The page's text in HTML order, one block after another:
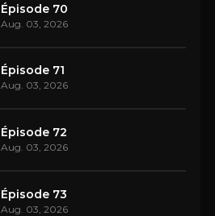
Épisode 70
Aug. 03, 2026
Épisode 71
Aug. 03, 2026
Épisode 72
Aug. 03, 2026
Épisode 73
Aug. 03, 2026